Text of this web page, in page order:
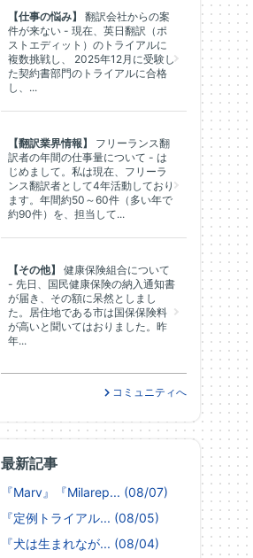
最新記事
『Marv』『Milarep... (08/07)
『定例トライアル... (08/05)
『犬は生まれなが... (08/04)
【仕事の悩み】
翻訳会社からの案
件が来ない - 現在、英日翻訳（ポ
ストエディット）のトライアルに
複数挑戦し、 2025年12月に受験し
た契約書部門のトライアルに合格
し、...
【翻訳業界情報】
フリーランス翻
訳者の年間の仕事量について - は
じめまして。私は現在、フリーラ
ンス翻訳者として4年活動しており
ます。年間約50～60件（多い年で
約90件）を、担当して...
【その他】
健康保険組合について
- 先日、国民健康保険の納入通知書
が届き、その額に呆然としまし
た。居住地である市は国保保険料
が高いと聞いてはおりました。昨
年...
コミュニティへ